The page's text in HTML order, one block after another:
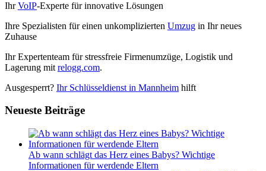
IhrVoIP-Experte für innovative Lösungen
Ihre Spezialisten für einen unkomplizierten Umzug in Ihr neues
Zuhause
Ihr Expertenteam für stressfreie Firmenumzüge, Logistik und
Lagerung mit relogg.com.
Ausgesperrt? Ihr Schlüsseldienst in Mannheim hilft
Neueste Beiträge
Ab wann schlägt das Herz eines Babys? Wichtige
Informationen für werdende Eltern